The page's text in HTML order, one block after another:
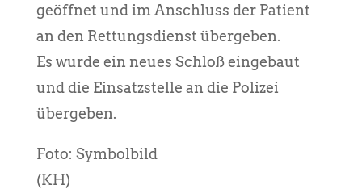
geöffnet und im Anschluss der Patient
an den Rettungsdienst übergeben.
Es wurde ein neues Schloß eingebaut
und die Einsatzstelle an die Polizei
übergeben.
Foto: Symbolbild
(KH)